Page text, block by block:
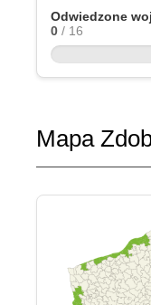
Odwiedzone
0 / 16
Mapa